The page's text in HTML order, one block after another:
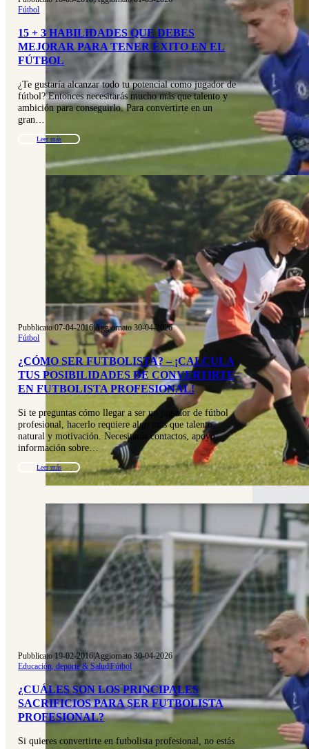
Fútbol
15 + 3 HABILIDADES QUE DEBES
MEJORAR PARA TENER ÉXITO EN EL
FÚTBOL
¿Te gustaría alcanzar todo tu potencial como jugador de
fútbol? Entonces necesitarás mucho más que talento y
ambición para conseguirlo. Para convertirte en un
gran…
Leer más
Pubblicato 07-04-2016|Aggiornato 30-04-2026
Fútbol
¿CÓMO SER FUTBOLISTA? – ¡CALCULA
TUS POSIBILIDADES DE CONVERTIRTE
EN FUTBOLISTA PROFESIONAL!
Si te preguntas cómo llegar a ser un jugador de fútbol
profesional, hacerlo requiere algo más que talento
natural y motivación. Necesitarás contactos, apoyo,
información sobre…
Leer más
Pubblicato 19-02-2016|Aggiornato 30-04-2026
Educación, deporte & Salud|Fútbol
¿CUÁLES SON LOS PRINCIPALES
SACRIFICIOS PARA SER FUTBOLISTA
PROFESIONAL?
Si quieres convertirte en futbolista profesional, no estás